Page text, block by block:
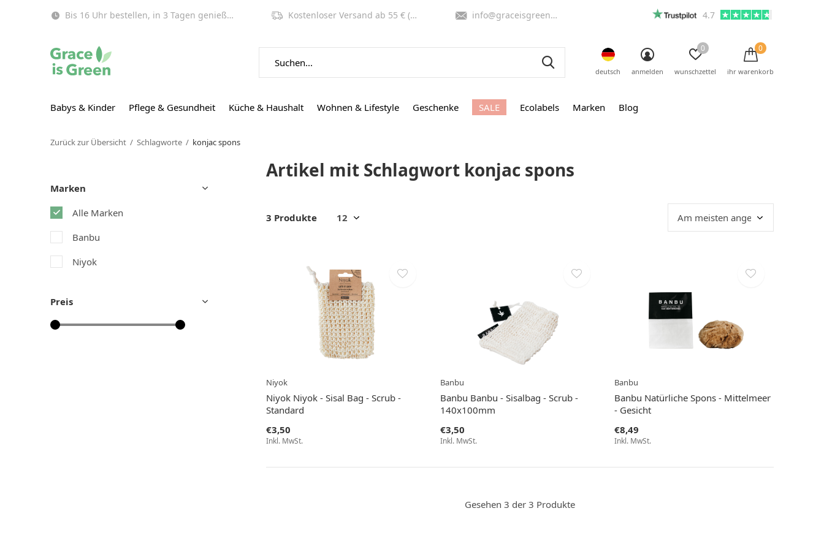
Babys & Kinder Pflege & Gesundheit Küche & Haushalt Wohnen & Lifestyle Geschenke SALE Ecolabels Marken Blog
deutsch anmelden wunschzettel
0
ihr warenkorb
0
Bis 16 Uhr bestellen, in 3 Tagen genießen (EU)! Kostenloser Versand ab 55 € (NL, BE) info@graceisgreen.com 4.7
Zurück zur Übersicht Schlagworte konjac spons
Artikel mit Schlagwort konjac spons
3 Produkte
Niyok
Niyok Niyok - Sisal Bag - Scrub -
Standard
€3,50
Inkl. MwSt.
Banbu
Banbu Banbu - Sisalbag - Scrub -
140x100mm
€3,50
Inkl. MwSt.
Banbu
Banbu Natürliche Spons - Mittelmeer
- Gesicht
€8,49
Inkl. MwSt.
Gesehen 3 der 3 Produkte
Marken
Alle Marken
Banbu
Niyok
Preis